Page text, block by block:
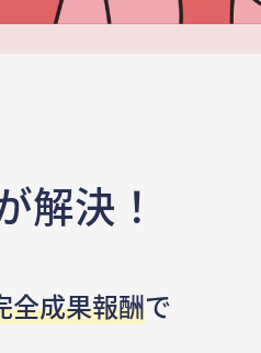
解決！
全成果報酬で